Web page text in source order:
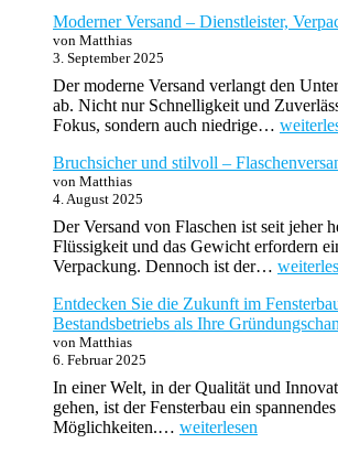
Spenden:
den
Tierschutz
verändert
Moderner Versand – Dienstleister,
von Matthias
3. September 2025
Der moderne Versand verlangt den
ab. Nicht nur Schnelligkeit und
Fokus, sondern auch niedrige…
–
Bruchsicher und stilvoll –
von Matthias
4. August 2025
Der Versand von Flaschen ist seit jeher
Flüssigkeit und das Gewicht erfordern
Verpackung. Dennoch ist der…
stilvoll
–
System
Entdecken Sie die Zukunft im
Bestandsbetriebs als Ihre
von Matthias
6. Februar 2025
In einer Welt, in der Qualität und
gehen, ist der Fensterbau ein
Möglichkeiten.… Entdecken
weiterlesen